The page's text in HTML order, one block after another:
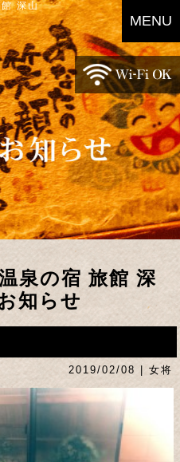
館 深山
泉の宿 旅館 深
知らせ
2019/02/08 | 女将
MENU